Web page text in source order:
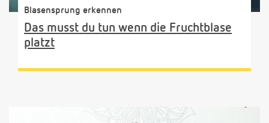
Blasensprung erkennen
Das musst du tun wenn die Fruchtblase
platzt